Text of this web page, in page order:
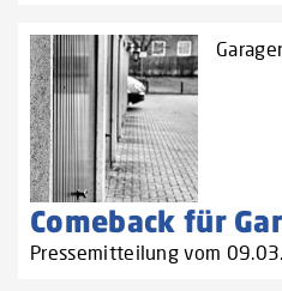
Comeback für
Pressemitteilung vom